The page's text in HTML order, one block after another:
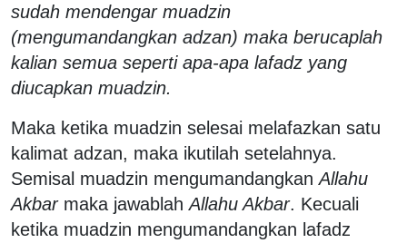
sudah mendengar muadzin
(mengumandangkan adzan) maka berucaplah
kalian semua seperti apa-apa lafadz yang
diucapkan muadzin.
Maka ketika muadzin selesai melafazkan satu
kalimat adzan, maka ikutilah setelahnya.
Semisal muadzin mengumandangkanAllahu
Akbarmaka jawablahAllahu Akbar. Kecuali
ketika muadzin mengumandangkan lafadz